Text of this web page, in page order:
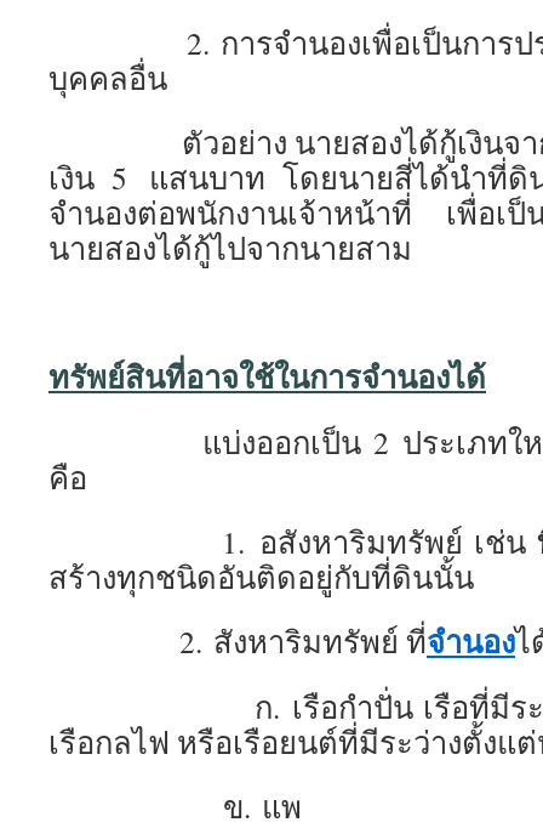
2. การจำนองเพื่อเป็นการปร
บุคคลอื่น
ตัวอย่าง นายสองได้กู้เงินจาก
เงิน 5 แสนบาท โดยนายสี่ได้นำที่ดิ
จำนองต่อพนักงานเจ้าหน้าที่ เพื่อเป็
นายสองได้กู้ไปจากนายสาม
ทรัพย์สินที่อาจใช้ในการจำนองได้
แบ่งออกเป็น 2 ประเภทใหญ่
คือ
1. อสังหาริมทรัพย์ เช่น
สร้างทุกชนิดอันติดอยู่กับที่ดินนั้น
2. สังหาริมทรัพย์ ที่จำนองไ
ก. เรือกำปั่น เรือที่มีระวา
เรือกลไฟ หรือเรือยนต์ที่มีระว่างตั้งแ
ข. แพ